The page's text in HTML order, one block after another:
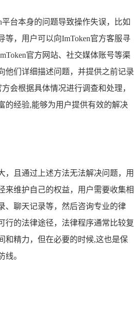
平台本身的问题导致操作失误，比如
等，用户可以向ImToken官方客服寻
官方网站、社交媒体账号等渠
他们详细描述问题，并提供之前记录
会根据具体情况进行调查和处理，
的经验,能够为用户提供有效的解决
，且通过上述方法无法解决问题，用
来维护自己的权益，用户需要收集相
、聊天记录等，然后咨询专业的律
行的法律途径，法律程序通常比较复
和精力，但在必要的时候,这也是保
线。